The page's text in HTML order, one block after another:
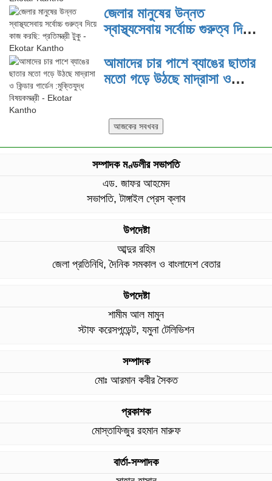
জেলার মানুষের উন্নত
স্বাস্থ্যসেবায় সর্বোচ্চ গুরুত্ব দিয়ে
আমাদের চার পাশে ব্যাঙের ছাতার
মতো গড়ে উঠছে মাদ্রাসা ও
সম্পাদক মণ্ডলীর সভাপতি
এড. জাফর আহমেদ
সভাপতি, টাঙ্গাইল প্রেস ক্লাব
উপদেষ্টা
আব্দুর রহিম
জেলা প্রতিনিধি, দৈনিক সমকাল ও বাংলাদেশ বেতার
উপদেষ্টা
শামীম আল মামুন
স্টাফ করেসপন্ডেন্ট, যমুনা টেলিভিশন
সম্পাদক
মোঃ আরমান কবীর সৈকত
প্রকাশক
মোস্তাফিজুর রহমান মারুফ
বার্তা-সম্পাদক